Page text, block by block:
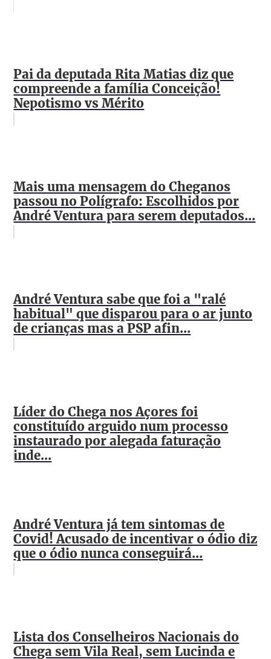
Pai da deputada Rita Matias diz que
compreende a família Conceição!
Nepotismo vs Mérito
Mais uma mensagem do Cheganos
passou no Polígrafo: Escolhidos por
André Ventura para serem deputados...
André Ventura sabe que foi a "ralé
habitual" que disparou para o ar junto
de crianças mas a PSP afin...
Líder do Chega nos Açores foi
constituído arguido num processo
instaurado por alegada faturação
inde...
André Ventura já tem sintomas de
Covid! Acusado de incentivar o ódio diz
que o ódio nunca conseguirá...
Lista dos Conselheiros Nacionais do
Chega sem Vila Real, sem Lucinda e